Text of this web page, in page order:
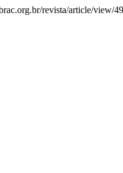
revista/article/view/